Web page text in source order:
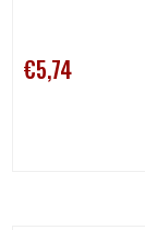
€5,74